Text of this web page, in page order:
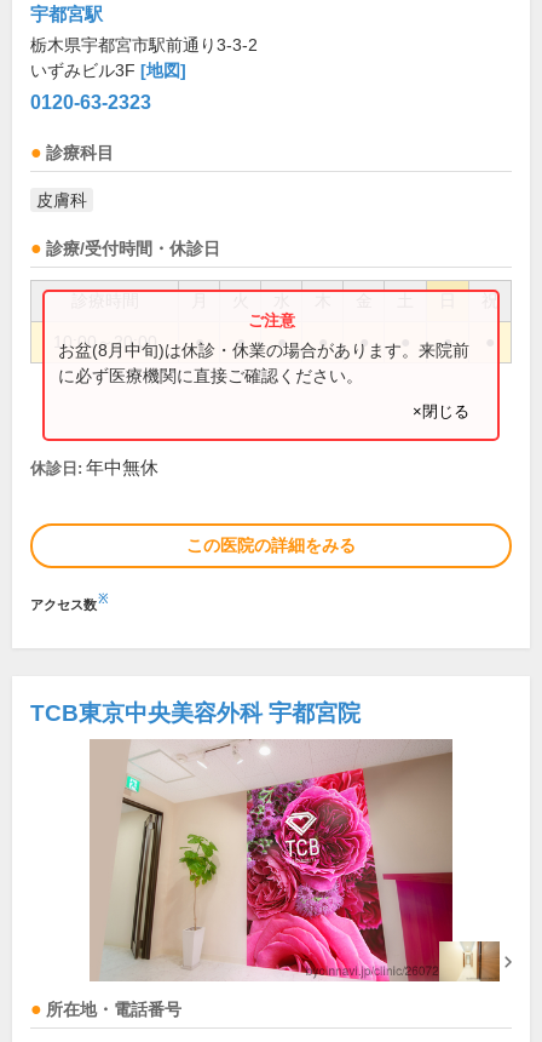
宇都宮駅
栃木県宇都宮市駅前通り3-3-2
いずみビル3F [地図]
0120-63-2323
診療科目
皮膚科
診療/受付時間・休診日
祝
10:00～20:00 ● ● ● ● ● ●
お盆(8月中旬)は休診・休業の場合があります。来院前
に必ず医療機関に直接ご確認ください。
×閉じる
休診日: 年中無休
この医院の詳細をみる
アクセス数※
TCB東京中央美容外科 宇都宮院
所在地・電話番号